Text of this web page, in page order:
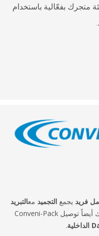
بفعّالية باستخدام
فريديجمعالتجميدمعالتبريد
في نظام واحد. ويمكنك أيضاً توصيل Conveni-Pack
.